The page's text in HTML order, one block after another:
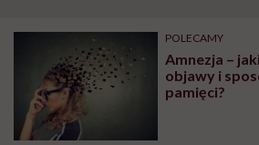
POLECAMY
Amnezja –
objawy i
pamięci?